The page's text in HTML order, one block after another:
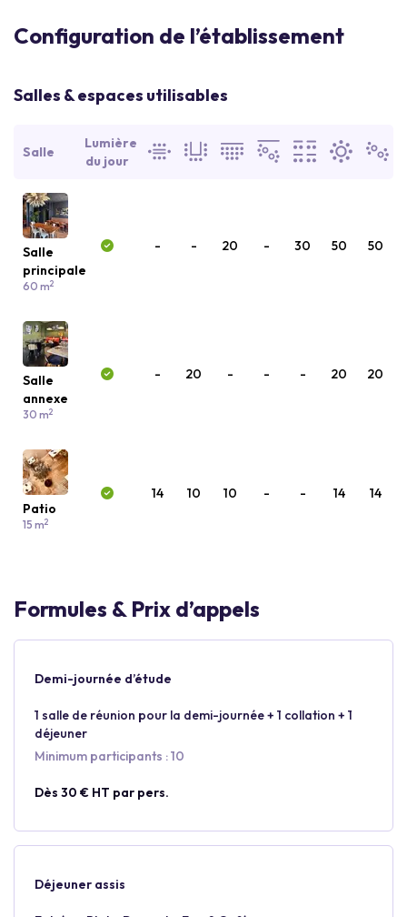
Configuration de l’établissement
Salles & espaces utilisables
Salle
Lumière
du jour
Salle
principale
60 m2
- - 20 - 30 50 50
Salle
annexe
30 m2
- 20 - - - 20 20
Patio
15 m2
14 10 10 - - 14 14
Formules & Prix d’appels
Demi-journée d’étude
1 salle de réunion pour la demi-journée + 1 collation + 1
déjeuner
Minimum participants : 10
Dès 30 € HT par pers.
Déjeuner assis